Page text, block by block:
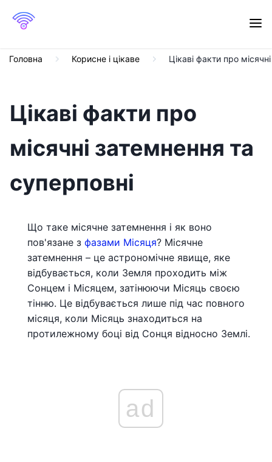
Головна Корисне і цікаве Цікаві факти про
Цікаві факти про
місячні затемнення та
суперповні
Що таке місячне затемнення і як воно
пов'язане з фазами Місяця? Місячне
затемнення – це астрономічне явище, яке
відбувається, коли Земля проходить між
Сонцем і Місяцем, затінюючи Місяць своєю
тінню. Це відбувається лише під час повного
місяця, коли Місяць знаходиться на
протилежному боці від Сонця відносно Землі.
ad